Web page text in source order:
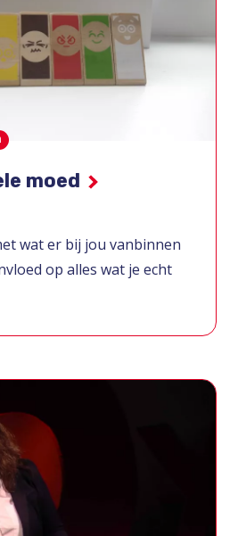
moed
wat er bij jou vanbinnen
op alles wat je echt